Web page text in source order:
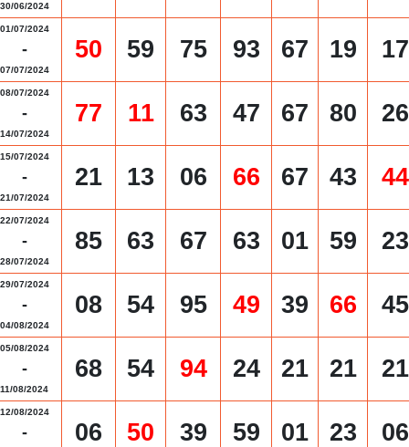
30/06/2024
01/07/2024
-
07/07/2024
50 59 75 93 67 19 17
08/07/2024
-
14/07/2024
77 11 63 47 67 80 26
15/07/2024
-
21/07/2024
21 13 06 66 67 43 44
22/07/2024
-
28/07/2024
85 63 67 63 01 59 23
29/07/2024
-
04/08/2024
08 54 95 49 39 66 45
05/08/2024
-
11/08/2024
68 54 94 24 21 21 21
12/08/2024
- 06 50 39 59 01 23 06